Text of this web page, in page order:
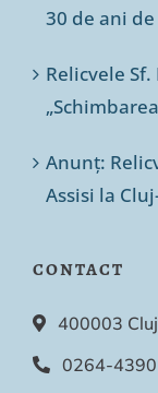
30 de ani
Relicvele
Anunț:
Assisi la
CONTACT
400003
0264-